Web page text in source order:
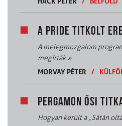
A PRIDE TITKOLT
A melegmozgalom
megírták»
MORVAY PÉTER
/
PERGAMON ŐSI
Hogyan került a „Sátán